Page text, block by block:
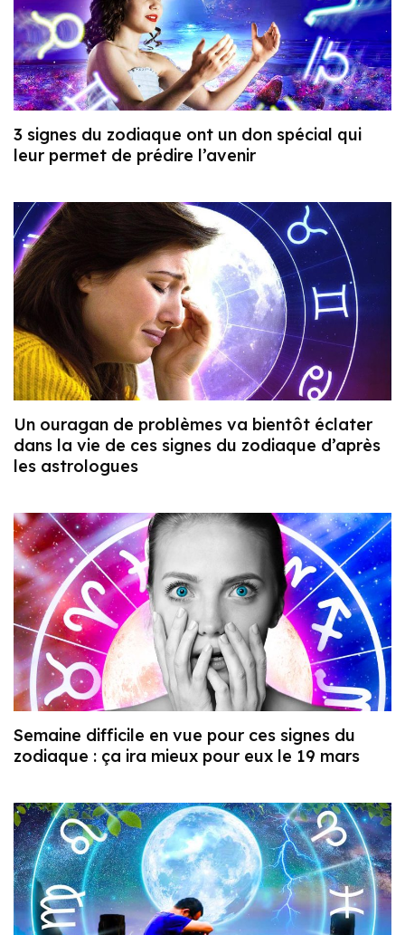
3 signes du zodiaque ont un don spécial qui
leur permet de prédire l’avenir
Un ouragan de problèmes va bientôt éclater
dans la vie de ces signes du zodiaque d’après
les astrologues
Semaine difficile en vue pour ces signes du
zodiaque : ça ira mieux pour eux le 19 mars